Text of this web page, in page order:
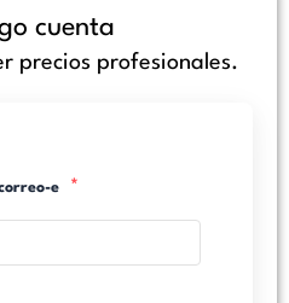
cuenta
precios profesionales.
e *